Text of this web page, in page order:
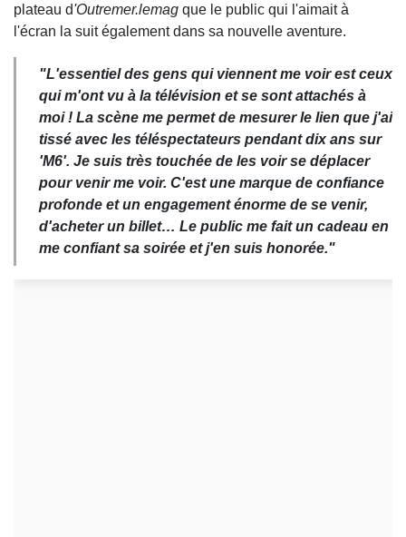
plateau d'Outremer.lemag que le public qui l'aimait à
l'écran la suit également dans sa nouvelle aventure.
"L'essentiel des gens qui viennent me voir est ceux
qui m'ont vu à la télévision et se sont attachés à
moi ! La scène me permet de mesurer le lien que j'ai
tissé avec les téléspectateurs pendant dix ans sur
'M6'. Je suis très touchée de les voir se déplacer
pour venir me voir. C'est une marque de confiance
profonde et un engagement énorme de se venir,
d'acheter un billet… Le public me fait un cadeau en
me confiant sa soirée et j'en suis honorée."